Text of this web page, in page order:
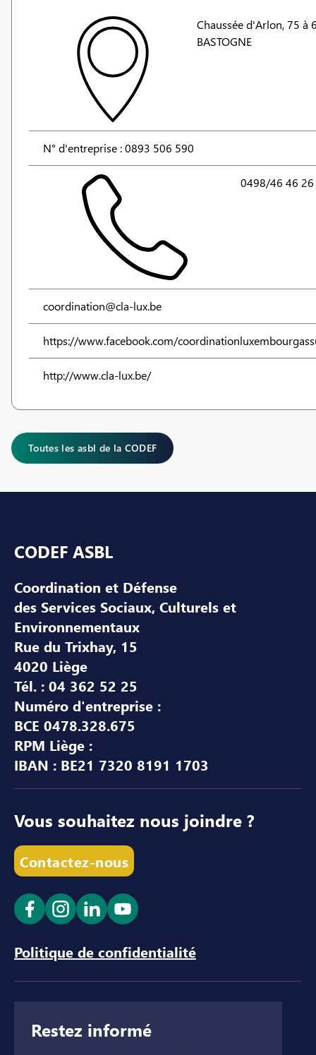
Chaussée d'Arlon, 75 à
BASTOGNE
N° d'entreprise : 0893 506 590
0498/46 46 26
coordination@cla-lux.be
https://www.facebook.com/
http://www.cla-lux.be/
Toutes les asbl de la CODEF
CODEF ASBL
Coordination et Défense
des Services Sociaux, Culturels et
Environnementaux
Rue du Trixhay, 15
4020 Liège
Tél. : 04 362 52 25
Numéro d'entreprise :
BCE 0478.328.675
RPM Liège :
IBAN : BE21 7320 8191 1703
Vous souhaitez nous joindre ?
Contactez-nous
Ouvrir le lien dans un nouvel onglet
Ouvrir le lien dans un nouvel onglet
Ouvrir le lien dans un nouvel
Ouvrir le lien dans un
Politique de confidentialité
Restez informé